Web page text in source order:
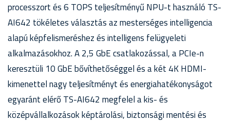
processzort és 6 TOPS teljesítményű NPU-t használó TS-
AI642 tökéletes választás az mesterséges intelligencia
alapú képfelismeréshez és intelligens felügyeleti
alkalmazásokhoz. A 2,5 GbE csatlakozással, a PCIe-n
keresztüli 10 GbE bővíthetőséggel és a két 4K HDMI-
kimenettel nagy teljesítményt és energiahatékonyságot
egyaránt elérő TS-AI642 megfelel a kis- és
középvállalkozások képtárolási, biztonsági mentési és